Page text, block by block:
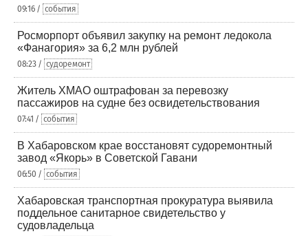
09:16 / события
Росморпорт объявил закупку на ремонт ледокола
«Фанагория» за 6,2 млн рублей
08:23 / судоремонт
Житель ХМАО оштрафован за перевозку
пассажиров на судне без освидетельствования
07:41 / события
В Хабаровском крае восстановят судоремонтный
завод «Якорь» в Советской Гавани
06:50 / события
Хабаровская транспортная прокуратура выявила
поддельное санитарное свидетельство у
судовладельца